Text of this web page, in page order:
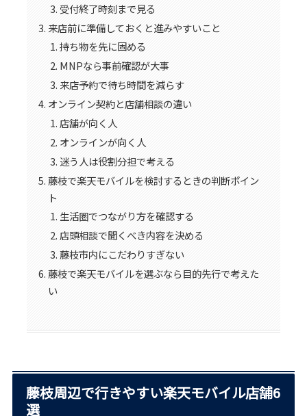
受付終了時刻まで見る
来店前に準備しておくと進みやすいこと
持ち物を先に固める
MNPなら事前確認が大事
来店予約で待ち時間を減らす
オンライン契約と店舗相談の違い
店舗が向く人
オンラインが向く人
迷う人は役割分担で考える
藤枝で楽天モバイルを検討するときの判断ポイン
ト
生活圏でつながり方を確認する
店頭相談で聞くべき内容を決める
藤枝市内にこだわりすぎない
藤枝で楽天モバイルを選ぶなら目的先行で考えた
い
藤枝周辺で行きやすい楽天モバイル店舗6
選